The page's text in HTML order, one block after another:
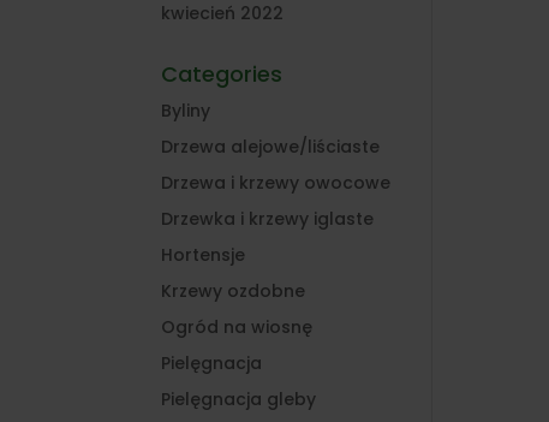
kwiecień 2022
Categories
Byliny
Drzewa alejowe/liściaste
Drzewa i krzewy owocowe
Drzewka i krzewy iglaste
Hortensje
Krzewy ozdobne
Ogród na wiosnę
Pielęgnacja
Pielęgnacja gleby